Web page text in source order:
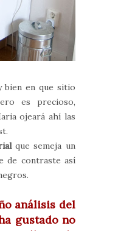
bien en que sitio
es precioso,
ojeará ahí las
que semeja un
de contraste así
análisis del
gustado no